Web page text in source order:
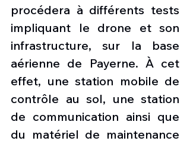
procédera à différents tests
impliquant le drone et son
infrastructure, sur la base
aérienne de Payerne. À cet
effet, une station mobile de
contrôle au sol, une station
de communication ainsi que
du matériel de maintenance